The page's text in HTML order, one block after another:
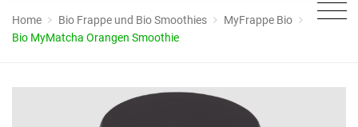
Home Bio Frappe und Bio Smoothies
MyFrappe Bio
Bio MyMatcha Orangen Smoothie